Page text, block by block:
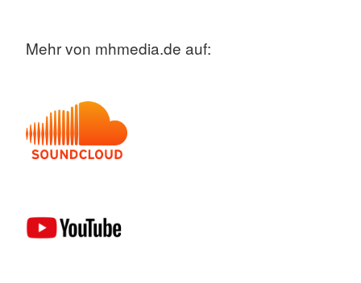
Mehr von mhmedia.de auf: